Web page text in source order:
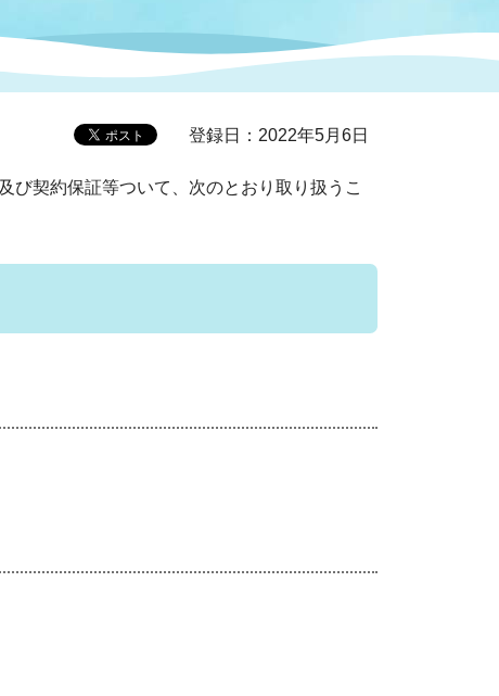
人権・男女共同参画
特
医療センター
国際・国内交流
環境法令等に基づく届出
情報公開・個人情報保護
市制施行周年関連情報
登録日：2022年5月6日
契約保証等ついて、次のとおり取り扱うこ